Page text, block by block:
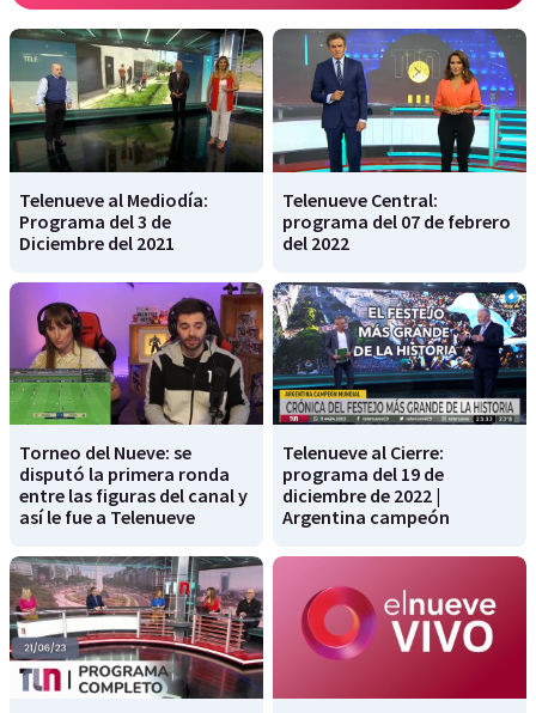
Telenueve al Mediodía:
Programa del 3 de
Diciembre del 2021
Telenueve Central:
programa del 07 de febrero
del 2022
Torneo del Nueve: se
disputó la primera ronda
entre las figuras del canal y
así le fue a Telenueve
Telenueve al Cierre:
programa del 19 de
diciembre de 2022 |
Argentina campeón